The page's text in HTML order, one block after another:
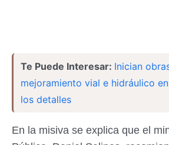
Te Puede Interesar: Inician
mejoramiento vial e hidráulico
los detalles
En la misiva se explica que el